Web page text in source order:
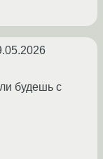
будешь с